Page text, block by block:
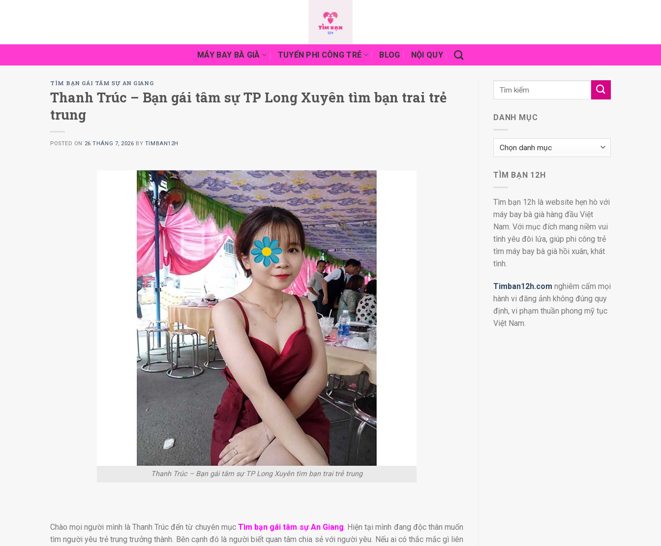
MÁY BAY BÀ GIÀ TUYỂN PHI CÔNG TRẺ BLOG NỘI QUY
TÌM BẠN GÁI TÂM SỰ AN GIANG
Thanh Trúc – Bạn gái tâm sự TP Long Xuyên tìm bạn trai trẻ
trung
POSTED ON 26 THÁNG 7, 2026 BY TIMBAN12H
Thanh Trúc – Bạn gái tâm sự TP Long Xuyên tìm bạn trai trẻ trung
Chào mọi người mình là Thanh Trúc đến từ chuyên mục Tìm bạn gái tâm sự An Giang. Hiện tại mình đang độc thân muốn
tìm người yêu trẻ trung trưởng thành. Bên cạnh đó là người biết quan tâm chia sẻ với người yêu. Nếu ai có thắc mắc gì liên
DANH MỤC
Danh
mục
TÌM BẠN 12H
Tìm bạn 12h là website hẹn hò với
máy bay bà già hàng đầu Việt
Nam. Với mục đích mang niềm vui
tình yêu đôi lứa, giúp phi công trẻ
tìm máy bay bà già hồi xuân, khát
tình.
Timban12h.com nghiêm cấm mọi
hành vi đăng ảnh không đúng quy
định, vi phạm thuần phong mỹ tục
Việt Nam.